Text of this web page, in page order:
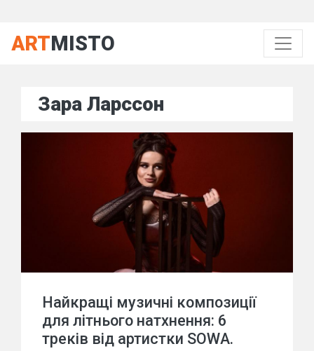
ARTMISTO
Зара Ларссон
Найкращі музичні композиції
для літнього натхнення: 6
треків від артистки SOWA.